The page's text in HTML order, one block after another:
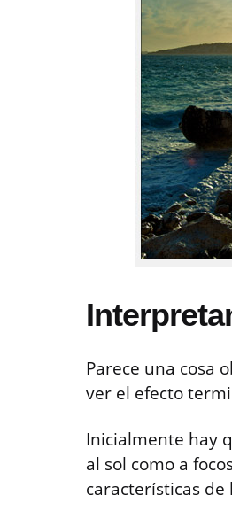
Parece una cosa
ver el efecto
Inicialmente hay
al sol como a
características